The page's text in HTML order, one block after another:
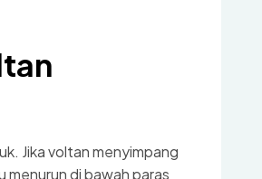
Jika voltan menyimpang
di bawah paras